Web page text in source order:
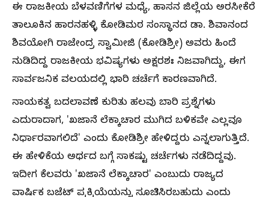
ಈ ರಾಜಕೀಯ ಬೆಳವಣಿಗೆಗಳ ಮಧ್ಯೆ, ಹಾಸನ ಜಿಲ್ಲೆಯ ಅರಸೀಕೆರೆ
ತಾಲೂಕಿನ ಹಾರನಹಳ್ಳಿ ಕೋಡಿಮಠ ಸಂಸ್ಥಾನದ ಡಾ. ಶಿವಾನಂದ
ಶಿವಯೋಗಿ ರಾಜೇಂದ್ರ ಸ್ವಾಮೀಜಿ (ಕೋಡಿಶ್ರೀ) ಅವರು ಹಿಂದೆ
ನುಡಿದಿದ್ದ ರಾಜಕೀಯ ಭವಿಷ್ಯಗಳು ಅಕ್ಷರಶಃ ನಿಜವಾಗಿದ್ದು, ಈಗ
ಸಾರ್ವಜನಿಕ ವಲಯದಲ್ಲಿ ಭಾರಿ ಚರ್ಚೆಗೆ ಕಾರಣವಾಗಿದೆ.
ನಾಯಕತ್ವ ಬದಲಾವಣೆ ಕುರಿತು ಹಲವು ಬಾರಿ ಪ್ರಶ್ನೆಗಳು
ಎದುರಾದಾಗ, 'ಖಜಾನೆ ಲೆಕ್ಕಾಚಾರ ಮುಗಿದ ಬಳಿಕವೇ ಎಲ್ಲವೂ
ನಿರ್ಧಾರವಾಗಲಿದೆ' ಎಂದು ಕೋಡಿಶ್ರೀ ಹೇಳಿದ್ದರು ಎನ್ನಲಾಗುತ್ತಿದೆ.
ಈ ಹೇಳಿಕೆಯ ಅರ್ಥದ ಬಗ್ಗೆ ಸಾಕಷ್ಟು ಚರ್ಚೆಗಳು ನಡೆದಿದ್ದವು.
ಇದೀಗ ಕೆಲವರು 'ಖಜಾನೆ ಲೆಕ್ಕಾಚಾರ' ಎಂಬುದು ರಾಜ್ಯದ
ವಾರ್ಷಿಕ ಬಜೆಟ್ ಪ್ರಕ್ರಿಯೆಯನ್ನು ಸೂಚಿಸಿರಬಹುದು ಎಂದು